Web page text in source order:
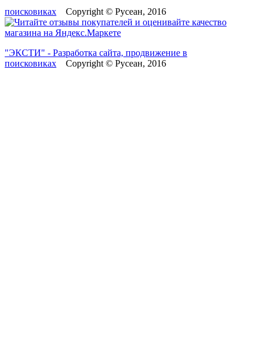
поисковиках Copyright © Русеан, 2016
"ЭКСТИ" - Разработка сайта, продвижение в
поисковиках Copyright © Русеан, 2016